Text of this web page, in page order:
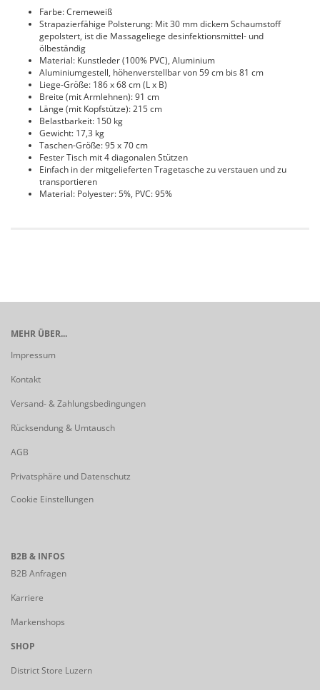
Farbe: Cremeweiß
Strapazierfähige Polsterung: Mit 30 mm dickem Schaumstoff
gepolstert, ist die Massageliege desinfektionsmittel- und
ölbeständig
Material: Kunstleder (100% PVC), Aluminium
Aluminiumgestell, höhenverstellbar von 59 cm bis 81 cm
Liege-Größe: 186 x 68 cm (L x B)
Breite (mit Armlehnen): 91 cm
Länge (mit Kopfstütze): 215 cm
Belastbarkeit: 150 kg
Gewicht: 17,3 kg
Taschen-Größe: 95 x 70 cm
Fester Tisch mit 4 diagonalen Stützen
Einfach in der mitgelieferten Tragetasche zu verstauen und zu
transportieren
Material: Polyester: 5%, PVC: 95%
MEHR ÜBER...
Impressum
Kontakt
Versand- & Zahlungsbedingungen
Rücksendung & Umtausch
AGB
Privatsphäre und Datenschutz
Cookie Einstellungen
B2B & INFOS
B2B Anfragen
Karriere
Markenshops
SHOP
District Store Luzern